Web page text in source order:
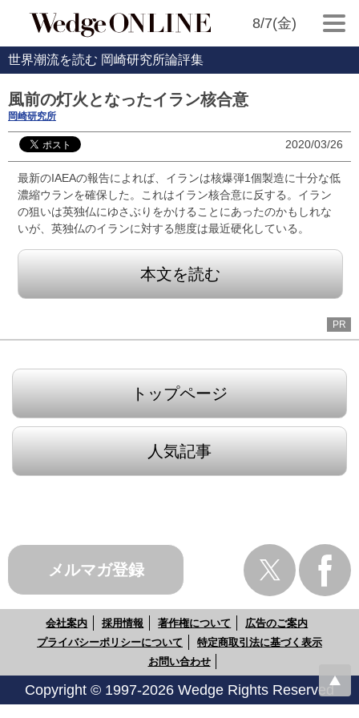
8/7(金)
世界潮流を読む 岡崎研究所論評集
風前の灯火となったイラン核合意
岡崎研究所
2020/03/26
最新のIAEAの報告によれば、イランは核爆弾1個製造に十分な低
濃縮ウランを確保した。これはイラン核合意に反する。イラン
の狙いは英独仏にゆさぶりをかけることにあったのかもしれな
いが、英独仏のイランに対する態度は最近硬化している。
本文を読む
PR
トップページ
人気記事
メルマガ登録
会社案内 採用情報 著作権について
広告のご案内
プライバシーポリシーについて
特定商取引法に基づく表示
お問い合わせ
Copyright © 1997-2026 Wedge Rights Reserved